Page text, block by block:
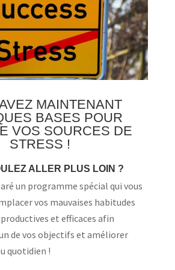
MAINTENANT
BASES POUR
VOS SOURCES DE
STRESS !
ALLER PLUS LOIN ?
un programme spécial qui vous
vos mauvaises habitudes
et efficaces afin
de vos objectifs et améliorer
quotidien !